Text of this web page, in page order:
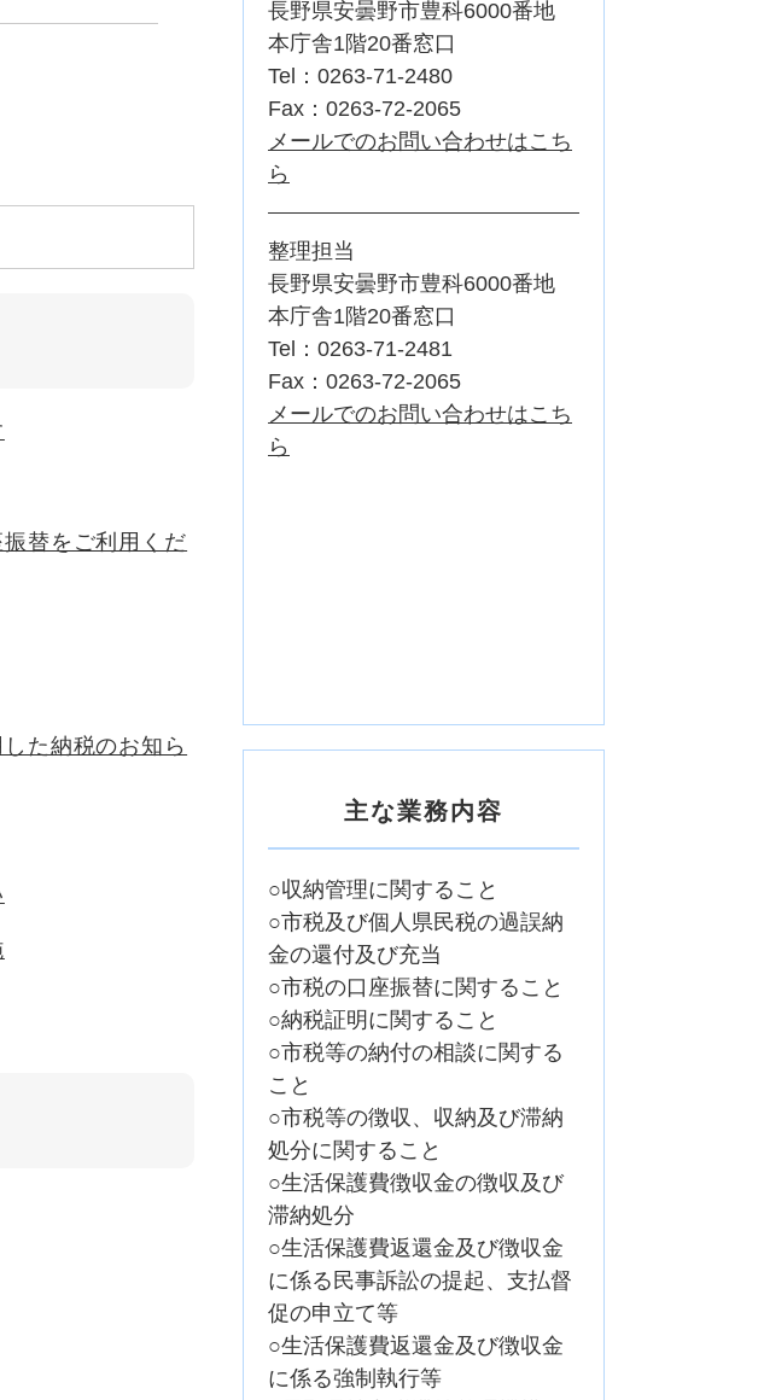
替をご利用くだ
た納税のお知ら
長野県安曇野市豊科6000番地
本庁舎1階20番窓口
Tel：0263-71-2480
Fax：0263-72-2065
メールでのお問い合わせはこち
ら
整理担当
長野県安曇野市豊科6000番地
本庁舎1階20番窓口
Tel：0263-71-2481
Fax：0263-72-2065
メールでのお問い合わせはこち
ら
主な業務内容
○収納管理に関すること
○市税及び個人県民税の過誤納
金の還付及び充当
○市税の口座振替に関すること
○納税証明に関すること
○市税等の納付の相談に関する
こと
○市税等の徴収、収納及び滞納
処分に関すること
○生活保護費徴収金の徴収及び
滞納処分
○生活保護費返還金及び徴収金
に係る民事訴訟の提起、支払督
促の申立て等
○生活保護費返還金及び徴収金
に係る強制執行等